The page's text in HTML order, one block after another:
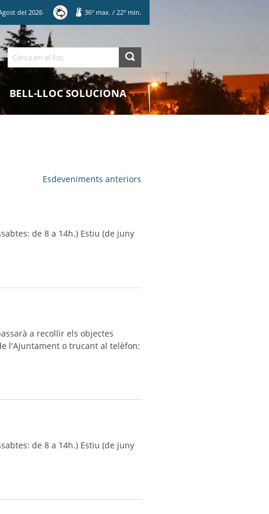
del2026 36º max. / 22º min.
Cerca
BELL-LLOC SOLUCIONA
Esdeveniments anteriors
de 8 a 14h.) Estiu (de juny
a recollir els objectes
l'Ajuntament o trucant al telèfon:
de 8 a 14h.) Estiu (de juny